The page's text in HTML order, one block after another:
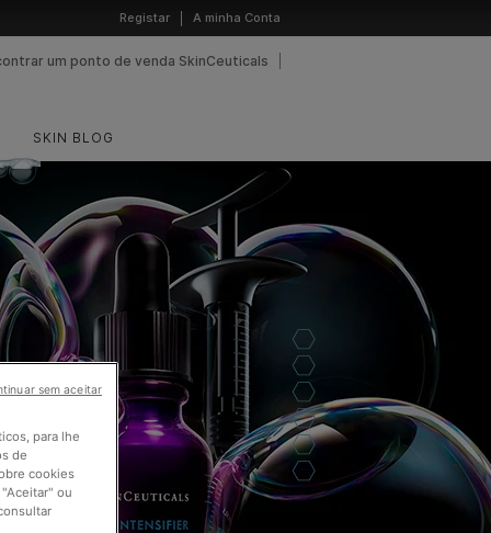
Registar A minha Conta
um ponto de venda SkinCeuticals
SKIN BLOG
para lhe
de
cookies
ou
sem aceitar